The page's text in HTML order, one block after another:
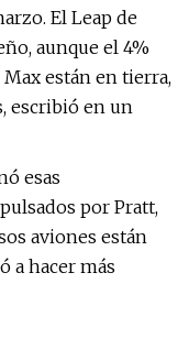
El Leap de
aunque el 4%
están en tierra,
escribió en un
esas
​​por Pratt,
aviones están
a hacer más